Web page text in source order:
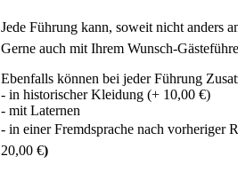
Jede Führung kann, soweit nicht anders
Gerne auch mit Ihrem Wunsch-
Ebenfalls können bei jeder Führung
- in historischer Kleidung (+ 10,00 €)
- mit Laternen
- in einer Fremdsprache nach
20,00 €)